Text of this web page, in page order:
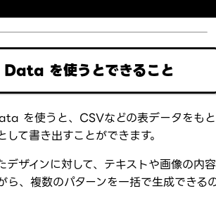
を使うとできること
を使うと、CSVなどの表データをもと
て書き出すことができます。
デザインに対して、テキストや画像の内容
ら、複数のパターンを一括で生成できる